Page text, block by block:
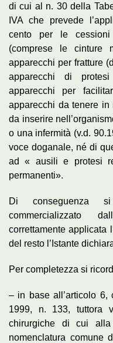
di cui al n. 30 della
IVA che prevede
cento per le
(comprese le cinture
apparecchi per fratture
apparecchi di
apparecchi per
apparecchi da tenere
da inserire
o una infermità (v.d.
voce doganale, né di
ad « ausili e protesi
permanenti».
Di conseguenza
commercializzato
correttamente applicata
del resto l’Istante
Per completezza si
– in base all’articolo 6,
1999, n. 133, tuttora
chirurgiche di cui
nomenclatura comune